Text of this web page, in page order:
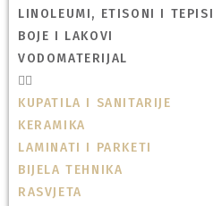
LINOLEUMI, ETISONI I TEPISI
BOJE I LAKOVI
VODOMATERIJAL
KUPATILA I SANITARIJE
KERAMIKA
LAMINATI I PARKETI
BIJELA TEHNIKA
RASVJETA